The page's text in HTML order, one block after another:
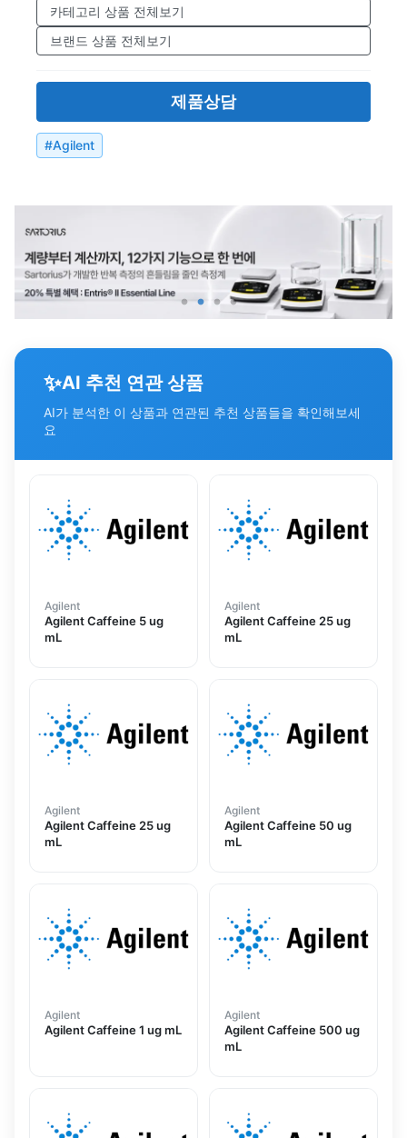
카테고리 상품 전체보기
브랜드 상품 전체보기
제품상담
#Agilent
✨AI 추천 연관 상품
AI가 분석한 이 상품과 연관된 추천 상품들을 확인해보세
요
Agilent
Agilent Caffeine 5 ug
mL
Agilent
Agilent Caffeine 25 ug
mL
Agilent
Agilent Caffeine 25 ug
mL
Agilent
Agilent Caffeine 50 ug
mL
Agilent
Agilent Caffeine 1 ug mL
Agilent
Agilent Caffeine 500 ug
mL